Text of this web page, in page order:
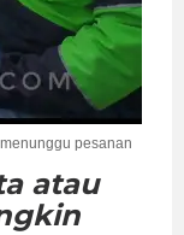
pesanan
atau